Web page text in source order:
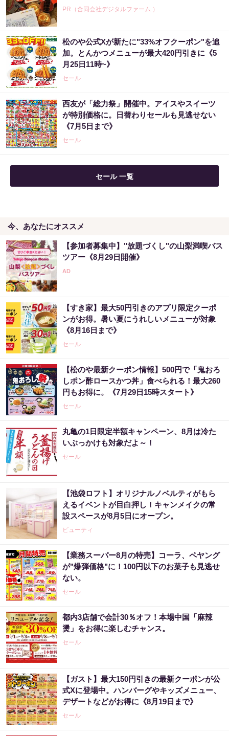
PR（合同会社デジタルファーム ）
松のや公式Xが新たに"33%オフクーポン"を追
加。とんかつメニューが最大420円引きに《5
月25日11時~》
セール
西友が「総力祭」開催中。アイスやスイーツ
が特別価格に。日替わりセールも見逃せない
《7月5日まで》
セール
セール 一覧
今、あなたにオススメ
【参加者募集中】"放題づくし"の山梨満喫バス
ツアー《8月29日開催》
【すき家】最大50円引きのアプリ限定クーポ
ンがお得。暑い夏にうれしいメニューが対象
《8月16日まで》
セール
【松のや最新クーポン情報】500円で「鬼おろ
しポン酢ロースかつ丼」食べられる！最大260
円もお得に。《7月29日15時スタート》
セール
丸亀の1日限定半額キャンペーン、8月は冷た
いぶっかけも対象だよ～！
セール
【池袋ロフト】オリジナルノベルティがもら
えるイベントが目白押し！キャンメイクの常
設スペースが8月5日にオープン。
ビューティ
【業務スーパー8月の特売】コーラ、ペヤング
が"爆弾価格"に！100円以下のお菓子も見逃せ
ない。
セール
都内3店舗で会計30％オフ！本場中国「麻辣
燙」をお得に楽しむチャンス。
セール
【ガスト】最大150円引きの最新クーポンが公
式Xに登場中。ハンバーグやキッズメニュー、
デザートなどがお得に《8月19日まで》
セール